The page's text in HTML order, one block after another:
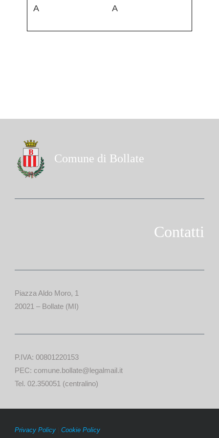
A
A
Comune di Bollate
Contatti
Piazza Aldo Moro, 1
20021 – Bollate (MI)
P.IVA: 00801220153
PEC: comune.bollate@legalmail.it
Tel. 02.350051 (centralino)
Privacy Policy| Cookie Policy